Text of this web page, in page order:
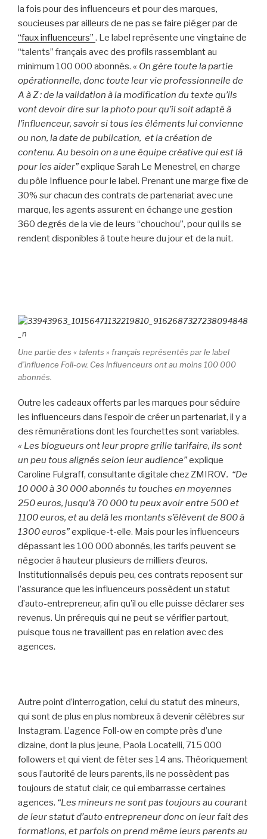
la fois pour des influenceurs et pour des marques,
soucieuses par ailleurs de ne pas se faire piéger par de
“faux influenceurs” . Le label représente une vingtaine de
“talents” français avec des profils rassemblant au
minimum 100 000 abonnés. « On gère toute la partie
opérationnelle, donc toute leur vie professionnelle de
A à Z : de la validation à la modification du texte qu’ils
vont devoir dire sur la photo pour qu’il soit adapté à
l’influenceur, savoir si tous les éléments lui convienne
ou non, la date de publication, et la création de
contenu. Au besoin on a une équipe créative qui est là
pour les aider”explique Sarah Le Menestrel, en charge
du pôle Influence pour le label. Prenant une marge fixe de
30% sur chacun des contrats de partenariat avec une
marque, les agents assurent en échange une gestion
360 degrés de la vie de leurs “chouchou”, pour qui ils se
rendent disponibles à toute heure du jour et de la nuit.
Une partie des « talents » français représentés par le label
d’influence Foll-ow. Ces influenceurs ont au moins 100 000
abonnés.
Outre les cadeaux offerts par les marques pour séduire
les influenceurs dans l’espoir de créer un partenariat, il y a
des rémunérations dont les fourchettes sont variables.
« Les blogueurs ont leur propre grille tarifaire, ils sont
un peu tous alignés selon leur audience”explique
Caroline Fulgraff, consultante digitale chez ZMIROV. “De
10 000 à 30 000 abonnés tu touches en moyennes
250 euros, jusqu’à 70 000 tu peux avoir entre 500 et
1100 euros, et au delà les montants s’élèvent de 800 à
1300 euros”explique-t-elle. Mais pour les influenceurs
dépassant les 100 000 abonnés, les tarifs peuvent se
négocier à hauteur plusieurs de milliers d’euros.
Institutionnalisés depuis peu, ces contrats reposent sur
l’assurance que les influenceurs possèdent un statut
d’auto-entrepreneur, afin qu’il ou elle puisse déclarer ses
revenus. Un prérequis qui ne peut se vérifier partout,
puisque tous ne travaillent pas en relation avec des
agences.
Autre point d’interrogation, celui du statut des mineurs,
qui sont de plus en plus nombreux à devenir célèbres sur
Instagram. L’agence Foll-ow en compte près d’une
dizaine, dont la plus jeune, Paola Locatelli, 715 000
followers et qui vient de fêter ses 14 ans. Théoriquement
sous l’autorité de leurs parents, ils ne possèdent pas
toujours de statut clair, ce qui embarrasse certaines
agences. “Les mineurs ne sont pas toujours au courant
de leur statut d’auto entrepreneur donc on leur fait des
formations, et parfois on prend même leurs parents au